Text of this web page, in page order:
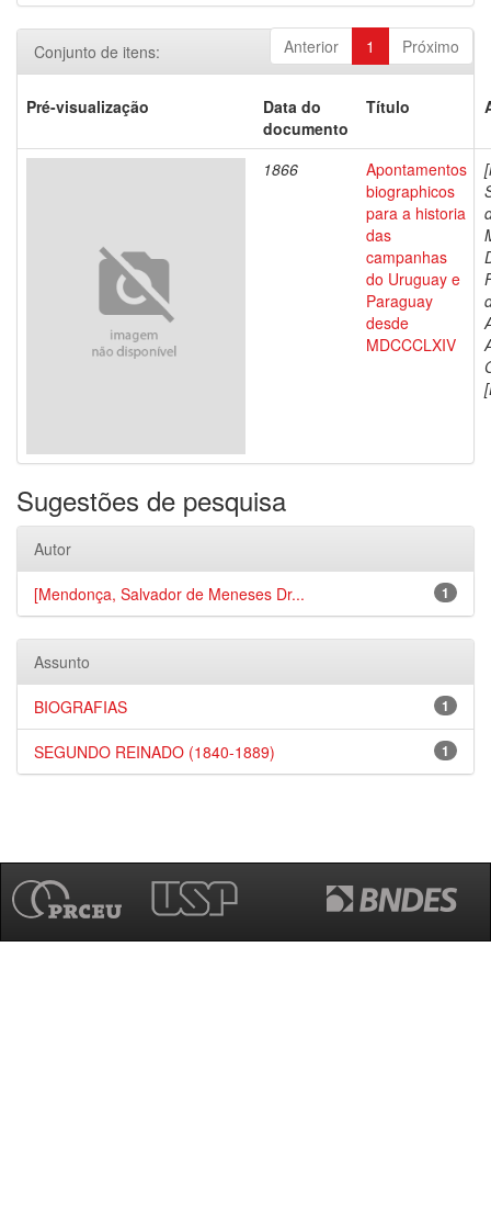
Anterior 1 Próximo
Conjunto de itens:
Pré-visualização
Data do
documento
Título
1866
Apontamentos
biographicos
para a historia
das
campanhas
do Uruguay e
Paraguay
desde
MDCCCLXIV
Sugestões de pesquisa
Autor
1
[Mendonça, Salvador de Meneses Dr...
Assunto
1
BIOGRAFIAS
1
SEGUNDO REINADO (1840-1889)